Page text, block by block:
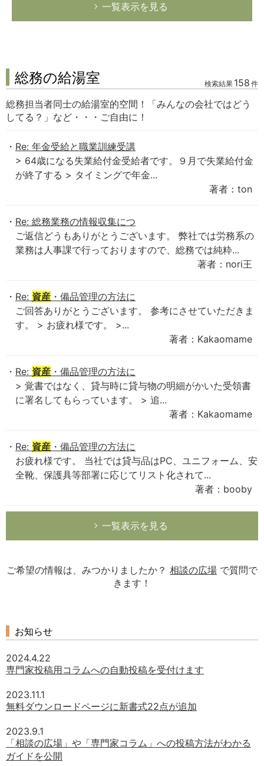
一覧表示を見る
総務の給湯室 検索結果 158 件
総務担当者同士の給湯室的空間！「みんなの会社ではどう
してる？」など・・・ご自由に！
Re: 年金受給と職業訓練受講
> 64歳になる失業給付金受給者です。９月で失業給付金
が終了する > タイミングで年金...
著者：ton
Re: 総務業務の情報収集につ
ご返信どうもありがとうございます。 弊社では労務系の
業務は人事課で行っておりますので、総務では純粋...
著者：nori王
Re: 資産 ・備品管理の方法に
ご回答ありがとうございます。 参考にさせていただきま
す。 > お疲れ様です。 >...
著者：Kakaomame
Re: 資産 ・備品管理の方法に
> 覚書ではなく、貸与時に貸与物の明細がかいた受領書
に署名してもらっています。 > 追...
著者：Kakaomame
Re: 資産 ・備品管理の方法に
お疲れ様です。 当社では貸与品はPC、ユニフォーム、安
全靴、保護具等部署に応じてリスト化されて...
著者：booby
一覧表示を見る
ご希望の情報は、みつかりましたか？ 相談の広場 で質問で
きます！
お知らせ
2024.4.22
専門家投稿用コラムへの自動投稿を受付けます
2023.11.1
無料ダウンロードページに新書式22点が追加
2023.9.1
「相談の広場」や「専門家コラム」への投稿方法がわかる
ガイドを公開